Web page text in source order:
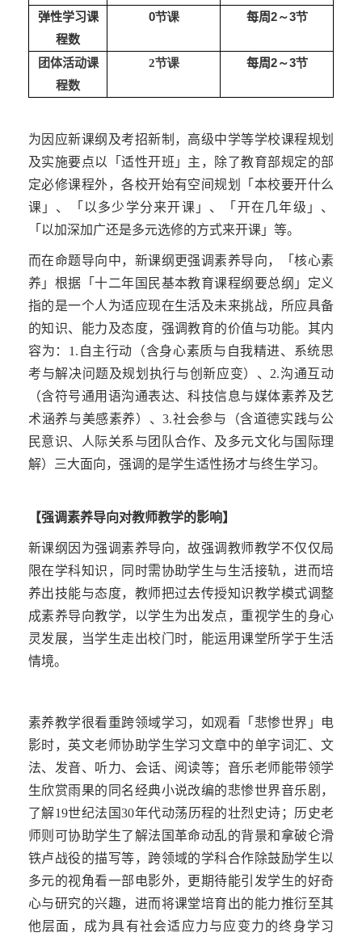
弹性学习课
程数
0节课 每周2～3节
团体活动课
程数
2节课 每周2～3节
为因应新课纲及考招新制，高级中学等学校课程规划
及实施要点以「适性开班」主，除了教育部规定的部
定必修课程外，各校开始有空间规划「本校要开什么
课」、「以多少学分来开课」、「开在几年级」、
「以加深加广还是多元选修的方式来开课」等。
而在命题导向中，新课纲更强调素养导向，「核心素
养」根据「十二年 国民基本教育课程纲要总纲」定义
指的是一个人为适应现在生活及未来挑战，所应具备
的知识、能力及态度，强调教育的价值与功能。其内
容为： 1. 自主行动（含身心素质与自我精进、系统思
考与解决问题及规划执行与创新应变）、 2.沟通互动
（含符号通用语沟通表达、科技信息与媒体素养及艺
术涵养与美感素养）、3.社会参与（含道德实践与公
民意识、人际关系与团队合作、及多元文化与国际理
解）三大面向，强调的是学生适性扬才与终生学习。
【强调素养导向对教师教学的影响】
新课纲因为强调素养导向，故强调教师教学不仅仅局
限在学科知识，同时需协助学生与生活接轨，进而培
养出技能与态度，教师把过去传授知识教学模式调整
成素养导向教学，以学生为出发点，重视学生的身心
灵发展，当学生走出校门时，能运用课堂所学于生活
情境。
素养教学很看重跨领域学习，如观看「悲惨世界」电
影时，英文老师协助学生学习文章中的单字词汇、文
法、发音、听力、会话、阅读等；音乐老师能带领学
生欣赏雨果的同名经典小说改编的悲惨世界音乐剧，
了解19世纪法国30年代动荡历程的壮烈史诗；历史老
师则可协助学生了解法国革命动乱的背景和拿破仑滑
铁卢战役的描写等，跨领域的学科合作除鼓励学生以
多元的视角看一部电影外，更期待能引发学生的好奇
心与研究的兴趣，进而将课堂培育出的能力推衍至其
他层面，成为具有社会适应力与应变力的终身学习